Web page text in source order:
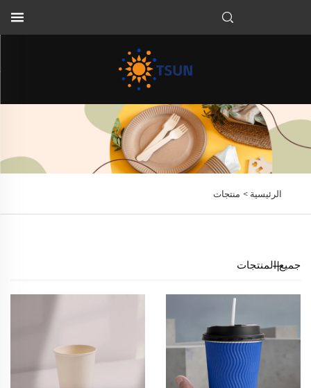
الرئيسية > منتجات
جميع المنتجات